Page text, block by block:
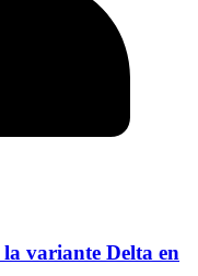
la variante Delta en